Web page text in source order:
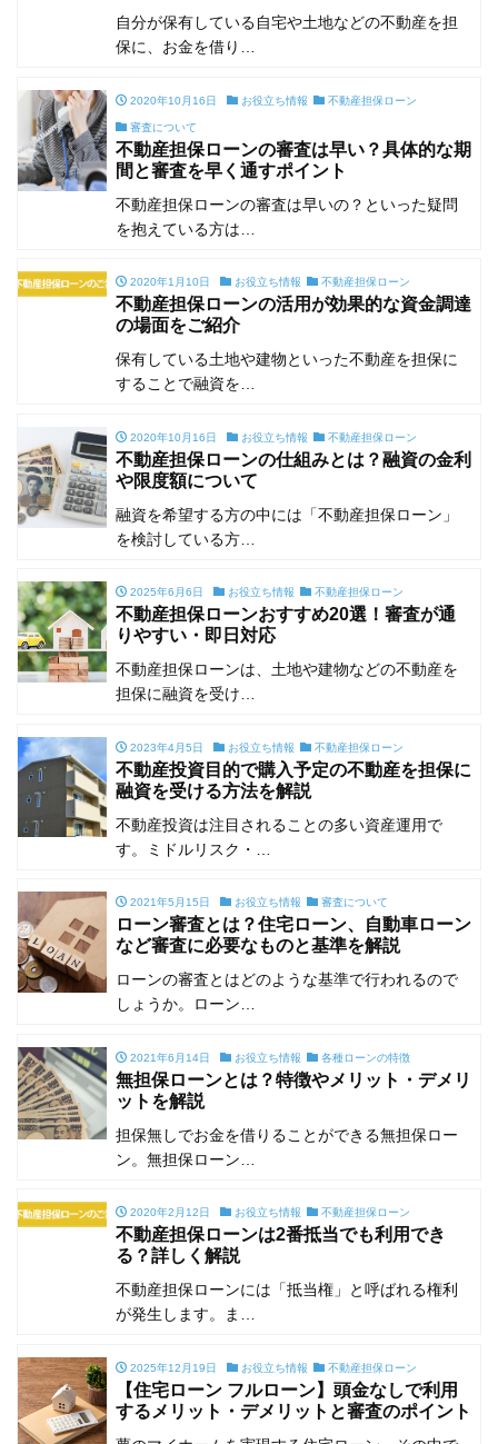
自分が保有している自宅や土地などの不動産を担
保に、お金を借り…
2020年10月16日 お役立ち情報 不動産担保ローン
審査について
不動産担保ローンの審査は早い？具体的な期
間と審査を早く通すポイント
不動産担保ローンの審査は早いの？といった疑問
を抱えている方は…
2020年1月10日 お役立ち情報 不動産担保ローン
不動産担保ローンの活用が効果的な資金調達
の場面をご紹介
保有している土地や建物といった不動産を担保に
することで融資を…
2020年10月16日 お役立ち情報 不動産担保ローン
不動産担保ローンの仕組みとは？融資の金利
や限度額について
融資を希望する方の中には「不動産担保ローン」
を検討している方…
2025年6月6日 お役立ち情報 不動産担保ローン
不動産担保ローンおすすめ20選！審査が通
りやすい・即日対応
不動産担保ローンは、土地や建物などの不動産を
担保に融資を受け…
2023年4月5日 お役立ち情報 不動産担保ローン
不動産投資目的で購入予定の不動産を担保に
融資を受ける方法を解説
不動産投資は注目されることの多い資産運用で
す。ミドルリスク・…
2021年5月15日 お役立ち情報 審査について
ローン審査とは？住宅ローン、自動車ローン
など審査に必要なものと基準を解説
ローンの審査とはどのような基準で行われるので
しょうか。ローン…
2021年6月14日 お役立ち情報 各種ローンの特徴
無担保ローンとは？特徴やメリット・デメリ
ットを解説
担保無しでお金を借りることができる無担保ロー
ン。無担保ローン…
2020年2月12日 お役立ち情報 不動産担保ローン
不動産担保ローンは2番抵当でも利用でき
る？詳しく解説
不動産担保ローンには「抵当権」と呼ばれる権利
が発生します。ま…
2025年12月19日 お役立ち情報 不動産担保ローン
【住宅ローン フルローン】頭金なしで利用
するメリット・デメリットと審査のポイント